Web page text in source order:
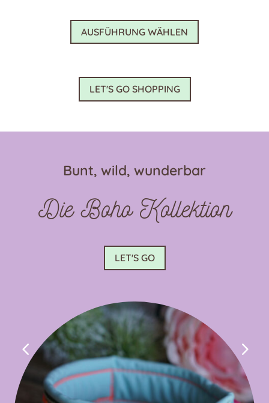
AUSFÜHRUNG WÄHLEN
Dieses
weist
der
gewählt
werden
LET'S GO SHOPPING
Bunt, wild, wunderbar
Die Boho Kollektion
LET'S GO
4 5